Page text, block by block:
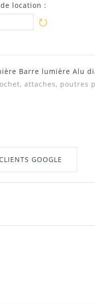
location :
Barre lumière Alu
attaches, poutres
GOOGLE